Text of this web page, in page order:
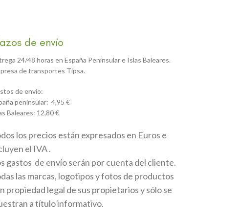
de envío
24/48 horas en España Peninsular e Islas Baleares.
de transportes Tipsa.
de envío:
peninsular: 4,95 €
Baleares: 12,80 €
los precios están expresados en Euros e
el IVA .
gastos de envío serán por cuenta del cliente.
las marcas, logotipos y fotos de productos
propiedad legal de sus propietarios y sólo se
a título informativo.